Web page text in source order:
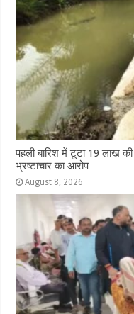
पहली बारिश में टूटा 19 लाख की
भ्रष्टाचार का आरोप
August 8, 2026